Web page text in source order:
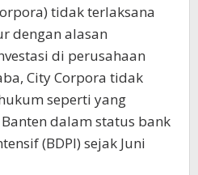
tidak terlaksana
dengan alasan
di perusahaan
City Corpora tidak
seperti yang
dalam status bank
(BDPI) sejak Juni